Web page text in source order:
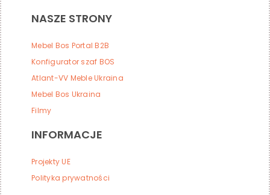
NASZE STRONY
Mebel Bos Portal B2B
Konfigurator szaf BOS
Atlant-VV Meble Ukraina
Mebel Bos Ukraina
Filmy
INFORMACJE
Projekty UE
Polityka prywatności